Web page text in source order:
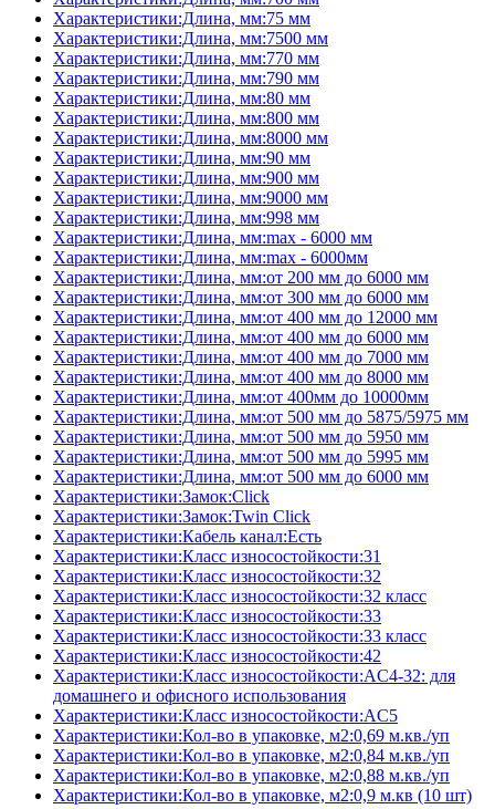
Характеристики:Длина, мм:75 мм
Характеристики:Длина, мм:7500 мм
Характеристики:Длина, мм:770 мм
Характеристики:Длина, мм:790 мм
Характеристики:Длина, мм:80 мм
Характеристики:Длина, мм:800 мм
Характеристики:Длина, мм:8000 мм
Характеристики:Длина, мм:90 мм
Характеристики:Длина, мм:900 мм
Характеристики:Длина, мм:9000 мм
Характеристики:Длина, мм:998 мм
Характеристики:Длина, мм:max - 6000 мм
Характеристики:Длина, мм:max - 6000мм
Характеристики:Длина, мм:от 200 мм до 6000 мм
Характеристики:Длина, мм:от 300 мм до 6000 мм
Характеристики:Длина, мм:от 400 мм до 12000 мм
Характеристики:Длина, мм:от 400 мм до 6000 мм
Характеристики:Длина, мм:от 400 мм до 7000 мм
Характеристики:Длина, мм:от 400 мм до 8000 мм
Характеристики:Длина, мм:от 400мм до 10000мм
Характеристики:Длина, мм:от 500 мм до 5875/5975 мм
Характеристики:Длина, мм:от 500 мм до 5950 мм
Характеристики:Длина, мм:от 500 мм до 5995 мм
Характеристики:Длина, мм:от 500 мм до 6000 мм
Характеристики:Замок:Click
Характеристики:Замок:Twin Click
Характеристики:Кабель канал:Есть
Характеристики:Класс износостойкости:31
Характеристики:Класс износостойкости:32
Характеристики:Класс износостойкости:32 класс
Характеристики:Класс износостойкости:33
Характеристики:Класс износостойкости:33 класс
Характеристики:Класс износостойкости:42
Характеристики:Класс износостойкости:AC4-32: для
домашнего и офисного использования
Характеристики:Класс износостойкости:AC5
Характеристики:Кол-во в упаковке, м2:0,69 м.кв./уп
Характеристики:Кол-во в упаковке, м2:0,84 м.кв./уп
Характеристики:Кол-во в упаковке, м2:0,88 м.кв./уп
Характеристики:Кол-во в упаковке, м2:0,9 м.кв (10 шт)